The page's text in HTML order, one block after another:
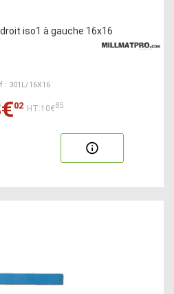
iso1 à gauche 16x16
: 301L/16X16
02 HT:10€85